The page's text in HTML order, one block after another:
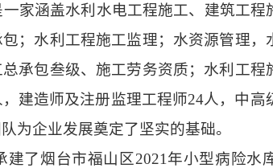
一家涵盖水利水电工程施工、建筑工程
；水利工程施工监理；水资源管理，
承包叁级、施工劳务资质；水利工程
建造师及注册监理工程师24人，中高
为企业发展奠定了坚实的基础。
建了烟台市福山区2021年小型病险水